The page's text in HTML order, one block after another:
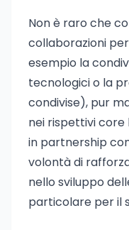
Non è raro che
collaborazioni
esempio la
tecnologici o la
condivise), pur
nei rispettivi core
in partnership
volontà di
nello sviluppo
particolare per il